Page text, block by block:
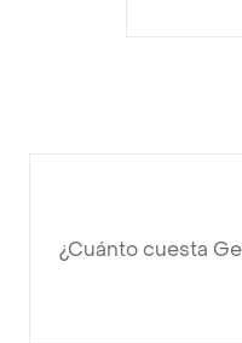
¿Cuánto cuesta